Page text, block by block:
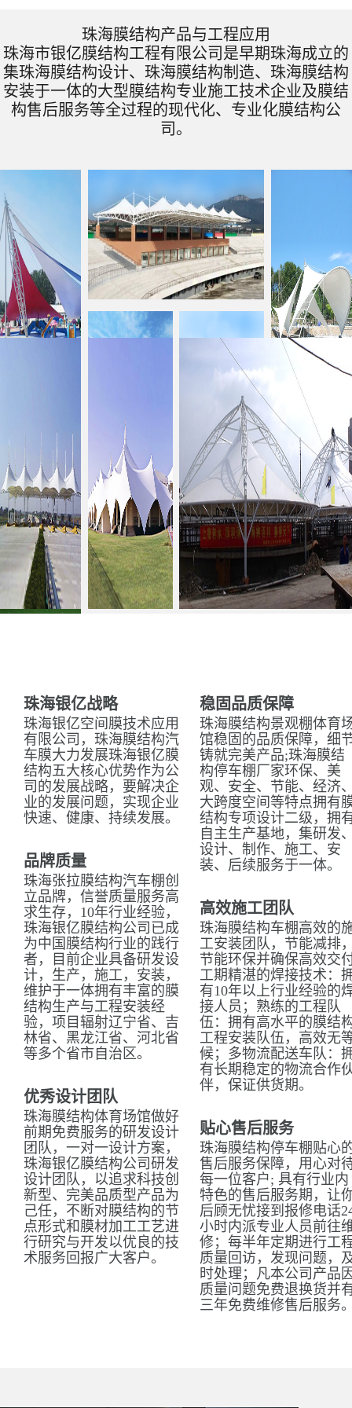
珠海膜结构产品与工程应用
珠海市银亿膜结构工程有限公司是早期珠海成立的
集珠海膜结构设计、珠海膜结构制造、珠海膜结构
安装于一体的大型膜结构专业施工技术企业及膜结
构售后服务等全过程的现代化、专业化膜结构公
司。
珠海银亿战略
珠海银亿空间膜技术应用
有限公司，珠海膜结构汽
车膜大力发展珠海银亿膜
结构五大核心优势作为公
司的发展战略，要解决企
业的发展问题，实现企业
快速、健康、持续发展。
品牌质量
珠海张拉膜结构汽车棚创
立品牌，信誉质量服务高
求生存，10年行业经验，
珠海银亿膜结构公司已成
为中国膜结构行业的践行
者，目前企业具备研发设
计，生产，施工，安装，
维护于一体拥有丰富的膜
结构生产与工程安装经
验，项目辐射辽宁省、吉
林省、黑龙江省、河北省
等多个省市自治区。
优秀设计团队
珠海膜结构体育场馆做好
前期免费服务的研发设计
团队，一对一设计方案，
珠海银亿膜结构公司研发
设计团队，以追求科技创
新型、完美品质型产品为
己任，不断对膜结构的节
点形式和膜材加工工艺进
行研究与开发以优良的技
术服务回报广大客户。
稳固品质保障
珠海膜结构景观棚体育
馆稳固的品质保障，细
铸就完美产品;珠海膜结
构停车棚厂家环保、美
观、安全、节能、经济
大跨度空间等特点拥有
结构专项设计二级，拥
自主生产基地，集研发
设计、制作、施工、安
装、后续服务于一体。
高效施工团队
珠海膜结构车棚高效的
工安装团队，节能减排
节能环保并确保高效交
工期精湛的焊接技术：
有10年以上行业经验的
接人员；熟练的工程队
伍：拥有高水平的膜结
工程安装队伍，高效无
候；多物流配送车队：
有长期稳定的物流合作
伴，保证供货期。
贴心售后服务
珠海膜结构停车棚贴心
售后服务保障，用心对
每一位客户; 具有行业内
特色的售后服务期，让
后顾无忧接到报修电话
小时内派专业人员前往
修；每半年定期进行工
质量回访，发现问题，
时处理；凡本公司产品
质量问题免费退换货并
三年免费维修售后服务